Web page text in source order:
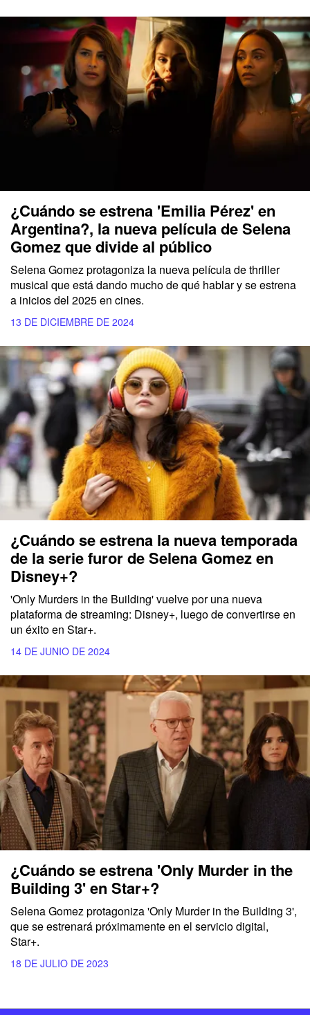
¿Cuándo se estrena 'Emilia Pérez' en
Argentina?, la nueva película de Selena
Gomez que divide al público
Selena Gomezprotagoniza la nuevapelículadethriller
musical que está dando mucho de qué hablar y se estrena
a inicios del 2025 en cines.
13 DE DICIEMBRE DE 2024
¿Cuándo se estrena la nueva temporada
de la serie furor de Selena Gomez en
Disney+?
'Only Murders in the Building' vuelve por una nueva
plataforma de streaming: Disney+, luego de convertirse en
un éxito en Star+.
14 DE JUNIO DE 2024
¿Cuándo se estrena 'Only Murder in the
Building 3' en Star+?
Selena Gomez protagoniza 'Only Murder in the Building 3',
que se estrenará próximamente en el servicio digital,
Star+.
18 DE JULIO DE 2023